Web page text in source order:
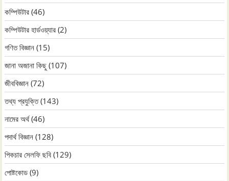
কম্পিউটার (46)
কম্পিউটার হার্ডওয়্যার (2)
গণিত বিজ্ঞান (15)
জানা অজানা কিছু (107)
জীববিজ্ঞান (72)
তথ্য প্রযুক্তি(143)
নামের অর্থ(46)
পদার্থ বিজ্ঞান (128)
পিকচার সেলফি ছবি (129)
পোষ্টকোড (9)